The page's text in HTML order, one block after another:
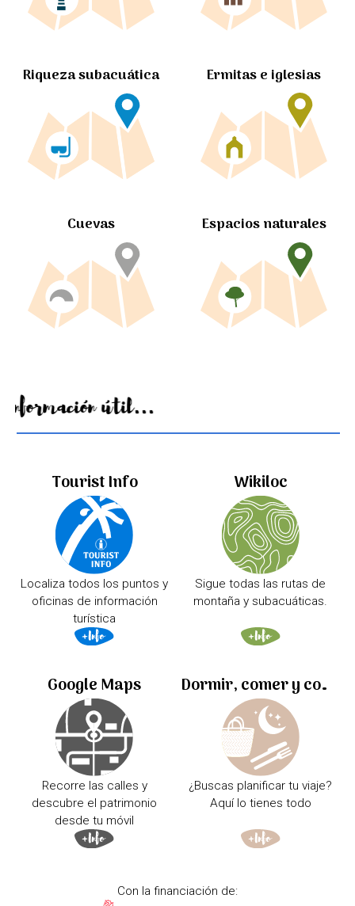
Riqueza subacuática Ermitas e iglesias
Cuevas Espacios naturales
Información útil...
Tourist Info
Localiza todos los puntos y
oficinas de información
turística
Wikiloc
Sigue todas las rutas de
montaña y subacuáticas.
Google Maps
Recorre las calles y
descubre el patrimonio
desde tu móvil
Dormir, comer y comprar
¿Buscas planificar tu viaje?
Aquí lo tienes todo
Con la financiación de: